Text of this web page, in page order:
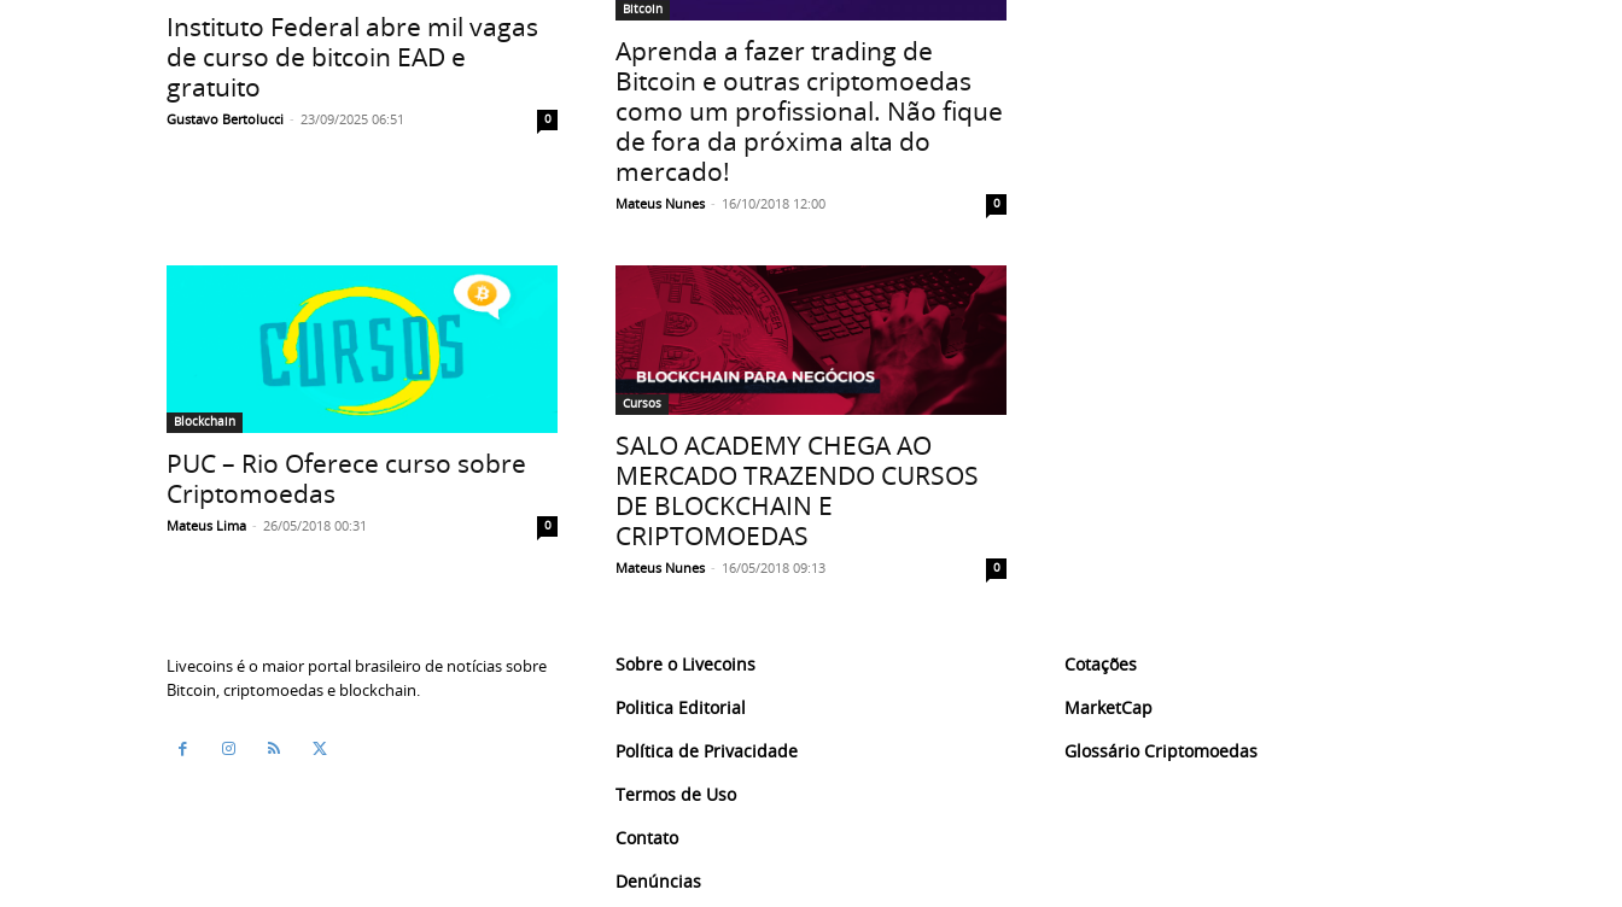
Instituto Federal abre mil vagas
de curso de bitcoin EAD e
gratuito
Gustavo Bertolucci - 23/09/2025 06:51 0
Bitcoin
Aprenda a fazer trading de
Bitcoin e outras criptomoedas
como um profissional. Não fique
de fora da próxima alta do
mercado!
Mateus Nunes - 16/10/2018 12:00 0
Blockchain
PUC – Rio Oferece curso sobre
Criptomoedas
Mateus Lima - 26/05/2018 00:31 0
Cursos
SALO ACADEMY CHEGA AO
MERCADO TRAZENDO CURSOS
DE BLOCKCHAIN E
CRIPTOMOEDAS
Mateus Nunes - 16/05/2018 09:13 0
Livecoins é o maior portal brasileiro de notícias sobre
Bitcoin, criptomoedas e blockchain.
Sobre o Livecoins
Politica Editorial
Política de Privacidade
Termos de Uso
Contato
Denúncias
Cotações
MarketCap
Glossário Criptomoedas